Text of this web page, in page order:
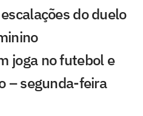
do duelo
joga no futebol e
– segunda-feira